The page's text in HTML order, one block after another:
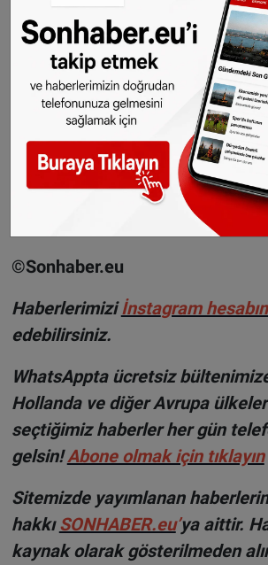
Ancak, yapılan farklı
yolcular, daha fazla güvenlik ve
daha hızlı bir geçiş için bazı
feragat etmeye hazır. IATA
Walsh, seyahat sürecinin ne kadar
ilerleyeceğini şu an için
olduğunu belirtirken, "Ancak
muazzam olabilir, özellikle otuz
civarında olursa." şeklinde ifade
©Sonhaber.eu
Haberlerimizi İnstagram
edebilirsiniz.
WhatsAppta ücretsiz
Hollanda ve diğer Avrupa
seçtiğimiz haberler her gün
gelsin!Abone olmak için tıklayın
Sitemizde yayımlanan
hakkıSONHABER.eu’ya aittir.
kaynak olarak gösterilmeden